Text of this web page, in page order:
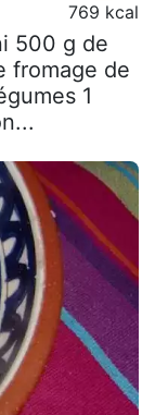
769 kcal
500 g de
fromage de
1